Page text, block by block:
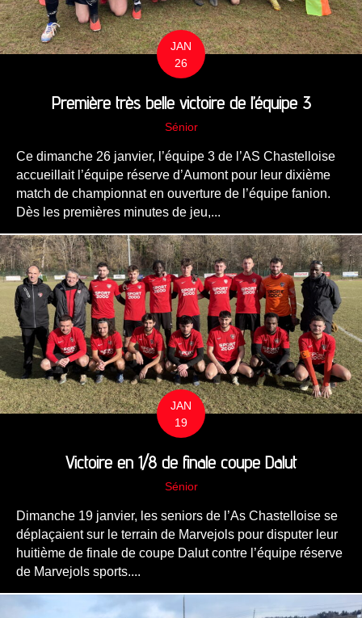
JAN
26
Première très belle victoire de l’équipe 3
Sénior
Ce dimanche 26 janvier, l’équipe 3 de l’AS Chastelloise
accueillait l’équipe réserve d’Aumont pour leur dixième
match de championnat en ouverture de l’équipe fanion.
Dès les premières minutes de jeu,...
JAN
19
Victoire en 1/8 de finale coupe Dalut
Sénior
Dimanche 19 janvier, les seniors de l’As Chastelloise se
déplaçaient sur le terrain de Marvejols pour disputer leur
huitième de finale de coupe Dalut contre l’équipe réserve
de Marvejols sports....